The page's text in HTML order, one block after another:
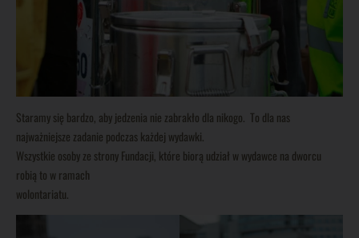
Staramy się bardzo, aby jedzenia nie zabrakło dla nikogo. To dla nas
najważniejsze zadanie podczas każdej wydawki.
Wszystkie osoby ze strony Fundacji, które biorą udział w wydawce na dworcu
robią to w ramach
wolontariatu.